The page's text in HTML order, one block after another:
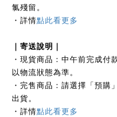
氯殘留。
・ 詳情點此看更多
｜ 寄送說明｜
・現貨商品：中午前完成付
以物流狀態為準。
・完售商品：請選擇「預購
出貨。
・詳情點此看更多